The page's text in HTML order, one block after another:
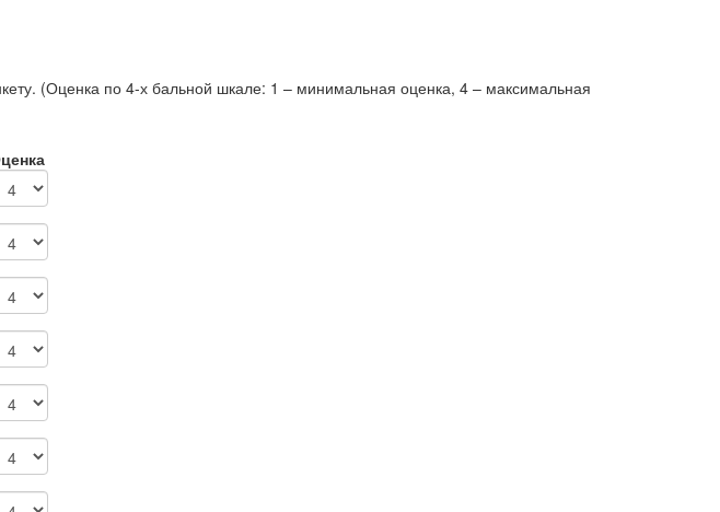
(Оценка по 4-х бальной шкале: 1 – минимальная оценка, 4 – максимальная